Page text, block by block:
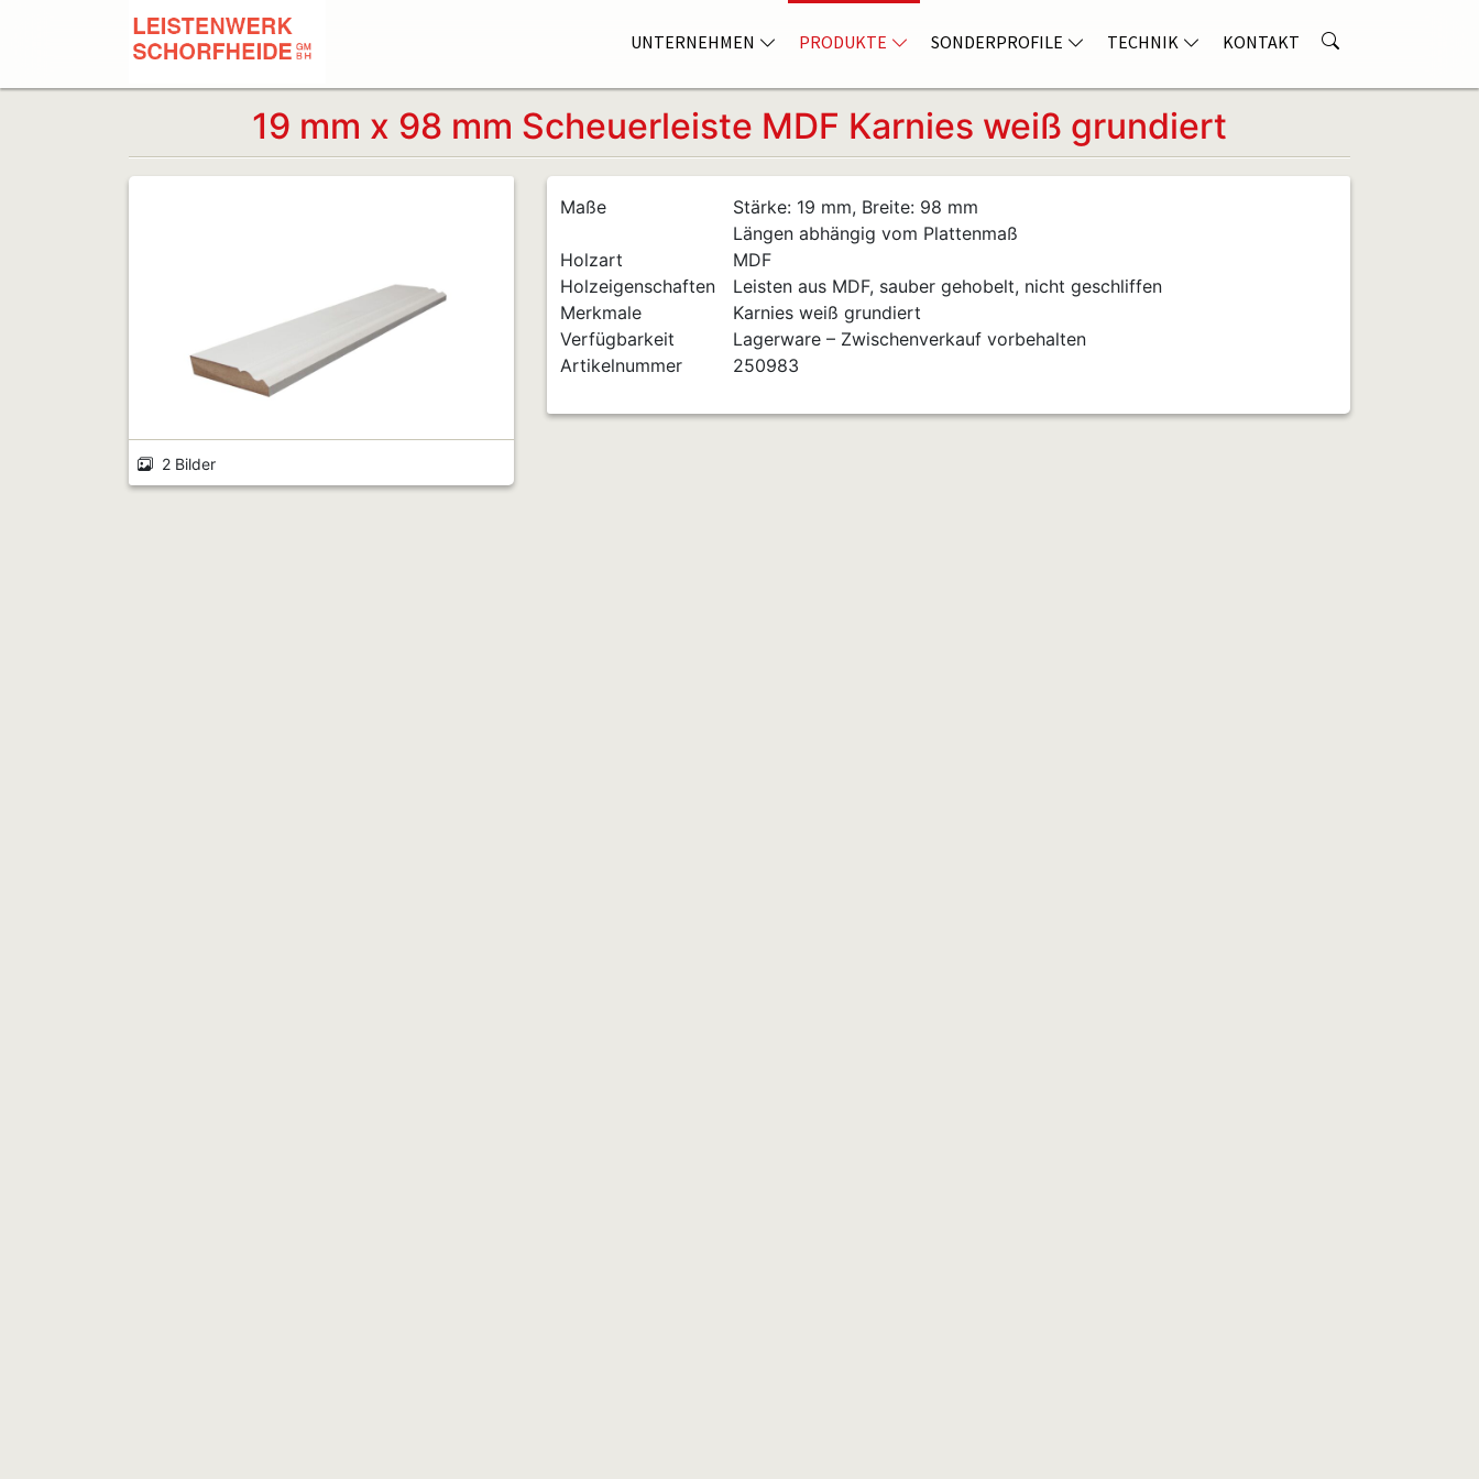
UNTERNEHMEN PRODUKTE SONDERPROFILE TECHNIK KONTAKT
19 mm x 98 mm Scheuerleiste MDF Karnies weiß grundiert
2 Bilder
Maße
Stärke: 19 mm, Breite: 98 mm
Längen abhängig vom Plattenmaß
Holzart
MDF
Holzeigenschaften
Leisten aus MDF, sauber gehobelt, nicht geschliffen
Merkmale
Karnies weiß grundiert
Verfügbarkeit
Lagerware – Zwischenverkauf vorbehalten
Artikelnummer
250983